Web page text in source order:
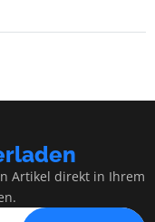
Artikel direkt in Ihrem